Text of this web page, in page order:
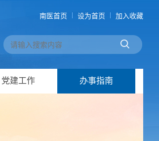
南医首页 设为首页 加入收藏
党建工作 办事指南